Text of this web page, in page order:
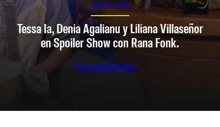
SPOILER SHOW
Tessa Ia, Denia Agalianu y Liliana Villaseñor
en Spoiler Show con Rana Fonk.
Ver en Youtube